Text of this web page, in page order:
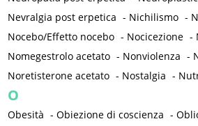
Nevralgia post erpetica - Nichilismo -
Nocebo/Effetto nocebo - Nocicezione -
Nomegestrolo acetato - Nonviolenza -
Noretisterone acetato - Nostalgia -
O
Obesità -Obiezione di coscienza -